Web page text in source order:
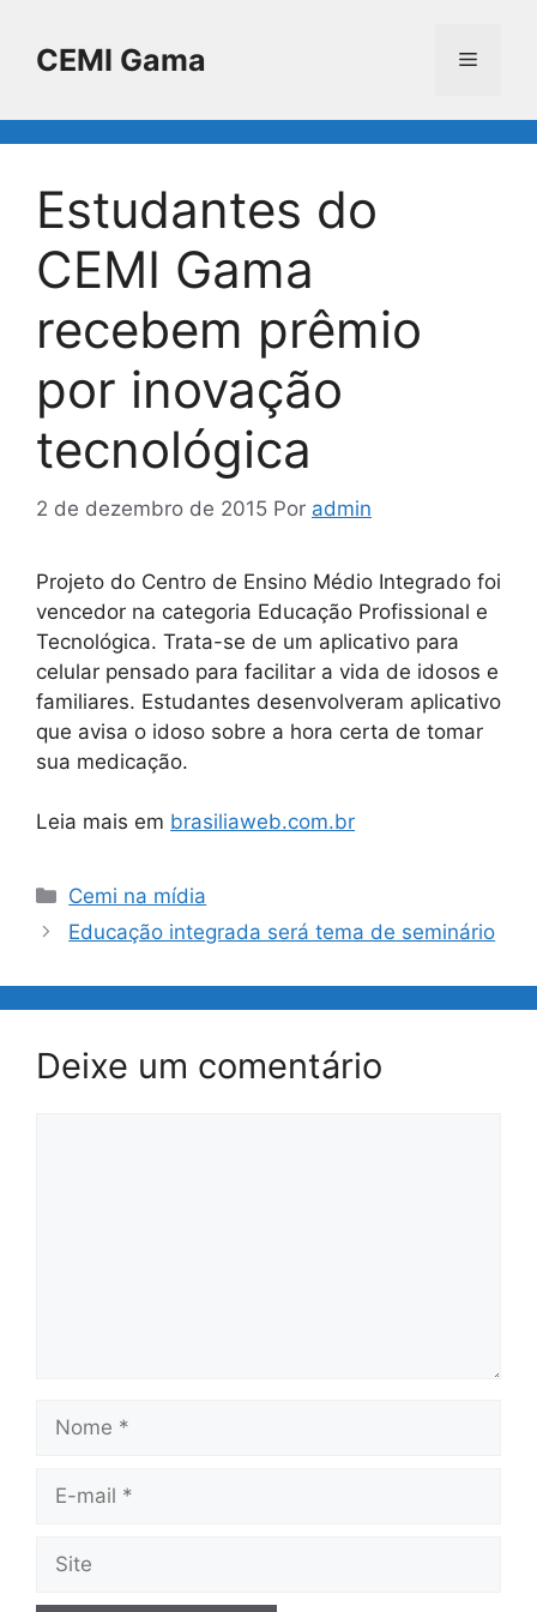
CEMI Gama Menu
Estudantes do
CEMI Gama
recebem prêmio
por inovação
tecnológica
2 de dezembro de 2015 Por admin
Projeto do Centro de Ensino Médio Integrado foi
vencedor na categoria Educação Profissional e
Tecnológica. Trata-se de um aplicativo para
celular pensado para facilitar a vida de idosos e
familiares. Estudantes desenvolveram aplicativo
que avisa o idoso sobre a hora certa de tomar
sua medicação.
Leia mais em brasiliaweb.com.br
Categorias
Cemi na mídia
Educação integrada será tema de seminário
Deixe um comentário
Nome
Site